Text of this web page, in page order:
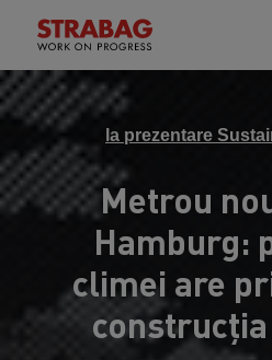
la prezentare
Metrou
Hamburg:
climei are